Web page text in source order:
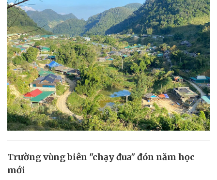
Trường vùng biên "chạy đua" đón năm học
mới